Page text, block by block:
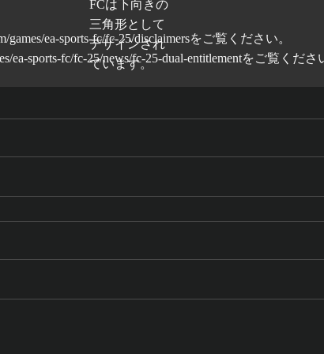
games/ea-sports-fc/fc-25/disclaimersをご覧ください。
ea-sports-fc/fc-25/news/fc-25-dual-entitlementをご覧くださ